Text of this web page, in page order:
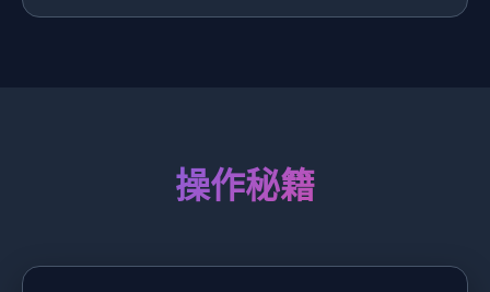
操作秘籍